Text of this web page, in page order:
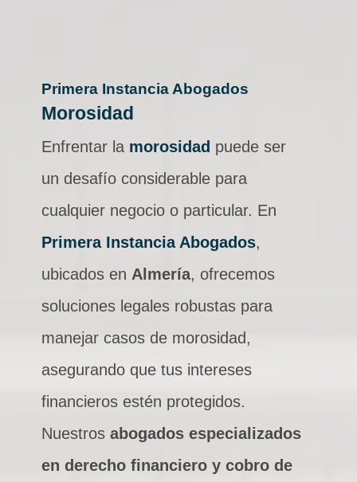
Primera Instancia Abogados
Morosidad
Enfrentar la morosidad puede ser
un desafío considerable para
cualquier negocio o particular. En
Primera Instancia Abogados,
ubicados en Almería, ofrecemos
soluciones legales robustas para
manejar casos de morosidad,
asegurando que tus intereses
financieros estén protegidos.
Nuestros abogados especializados
en derecho financiero y cobro de